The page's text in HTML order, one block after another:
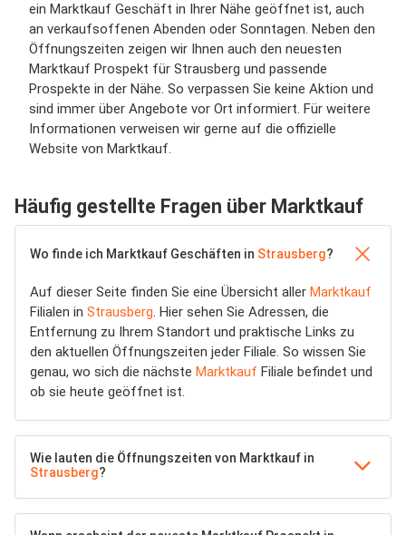
ein Marktkauf Geschäft in Ihrer Nähe geöffnet ist, auch
an verkaufsoffenen Abenden oder Sonntagen. Neben den
Öffnungszeiten zeigen wir Ihnen auch den neuesten
Marktkauf Prospekt für Strausberg und passende
Prospekte in der Nähe. So verpassen Sie keine Aktion und
sind immer über Angebote vor Ort informiert. Für weitere
Informationen verweisen wir gerne auf die offizielle
Website von Marktkauf.
Häufig gestellte Fragen über Marktkauf
Wo finde ich Marktkauf Geschäften in Strausberg?
Auf dieser Seite finden Sie eine Übersicht aller Marktkauf
Filialen in Strausberg. Hier sehen Sie Adressen, die
Entfernung zu Ihrem Standort und praktische Links zu
den aktuellen Öffnungszeiten jeder Filiale. So wissen Sie
genau, wo sich die nächste Marktkauf Filiale befindet und
ob sie heute geöffnet ist.
Wie lauten die Öffnungszeiten von Marktkauf in
Strausberg?